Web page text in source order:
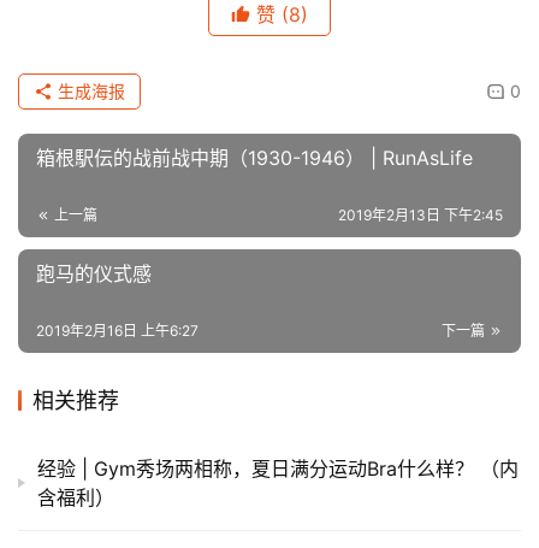
赞 (8)
0
生成海报
箱根駅伝的战前战中期（1930-1946） | RunAsLife
上一篇 2019年2月13日 下午2:45
跑马的仪式感
下一篇
2019年2月16日 上午6:27
相关推荐
经验 | Gym秀场两相称，夏日满分运动Bra什么样？ （内
含福利）